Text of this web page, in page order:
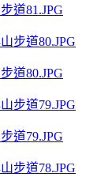
道81.JPG
道80.JPG
道79.JPG